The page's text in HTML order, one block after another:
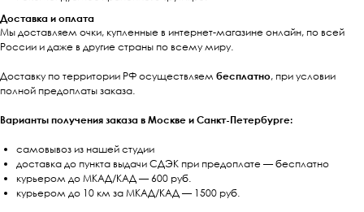
Доставка и оплата
Мы доставляем очки, купленные в интернет-магазине онлайн, по всей
России и даже в другие страны по всему миру.
Доставку по территории РФ осуществляем бесплатно, при условии
полной предоплаты заказа.
Варианты получения заказа в Москве и Санкт-Петербурге:
самовывоз из нашей студии
доставка до пункта выдачи СДЭК при предоплате — бесплатно
курьером до МКАД/КАД — 600 руб.
курьером до 10 км за МКАД/КАД — 1500 руб.